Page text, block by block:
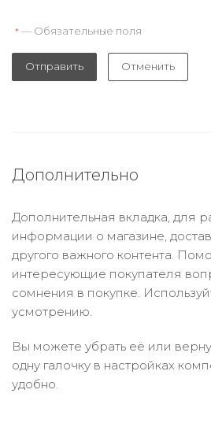
* — Обязательные поля
Отправить Отменить
Дополнительно
Дополнительная вкладка, для
информации о магазине,
другого важного контента.
интересующие покупателя
сомнения в покупке.
усмотрению.
Вы можете убрать её или
одну галочку в настройках
удобно.